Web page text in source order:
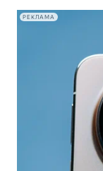
РЕКЛАМА